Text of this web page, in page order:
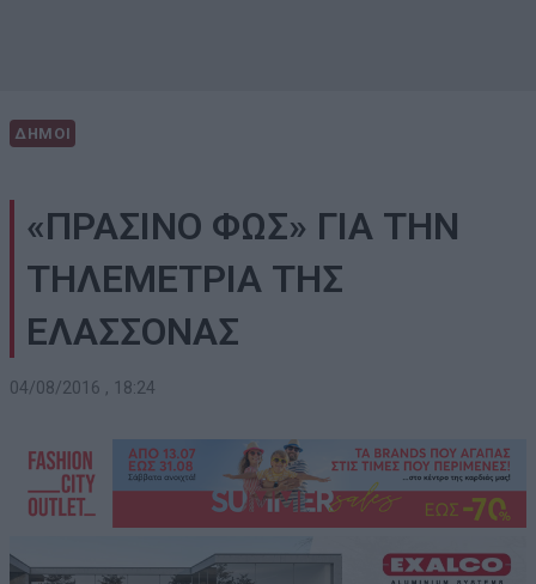
ΔΗΜΟΙ
«ΠΡΑΣΙΝΟ ΦΩΣ» ΓΙΑ ΤΗΝ
ΤΗΛΕΜΕΤΡΙΑ ΤΗΣ
ΕΛΑΣΣΟΝΑΣ
04/08/2016 , 18:24